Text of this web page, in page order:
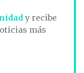
y recibe
más